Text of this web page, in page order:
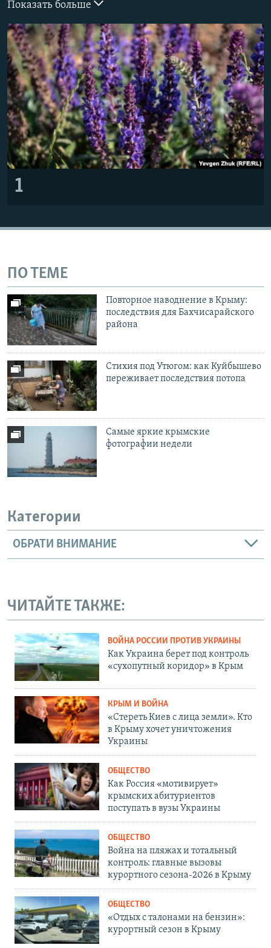
КРЫМ.НЕПОКОРЕННЫЙ
ELIFBE
УКРАИНСКАЯ ПРОБЛЕМА КРЫМА
ПРИСОЕДИНЯЙТЕСЬ!
Все сайты RFE/RL
Показать больше
1
ПО ТЕМЕ
Повторное наводнение в Крыму:
последствия для Бахчисарайского
района
Стихия под Утюгом: как Куйбышево
переживает последствия потопа
Самые яркие крымские
фотографии недели
Категории
ОБРАТИ ВНИМАНИЕ
ЧИТАЙТЕ ТАКЖЕ:
ВОЙНА РОССИИ ПРОТИВ УКРАИНЫ
Как Украина берет под контроль
«сухопутный коридор» в Крым
КРЫМ И ВОЙНА
«Стереть Киев с лица земли». Кто
в Крыму хочет уничтожения
Украины
ОБЩЕСТВО
Как Россия «мотивирует»
крымских абитуриентов
поступать в вузы Украины
ОБЩЕСТВО
Война на пляжах и тотальный
контроль: главные вызовы
курортного сезона-2026 в Крыму
ОБЩЕСТВО
«Отдых с талонами на бензин»:
курортный сезон в Крыму